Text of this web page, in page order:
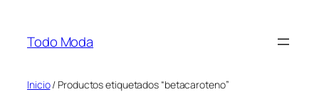
contenido
Todo Moda
Inicio/ Productos etiquetados “betacaroteno”